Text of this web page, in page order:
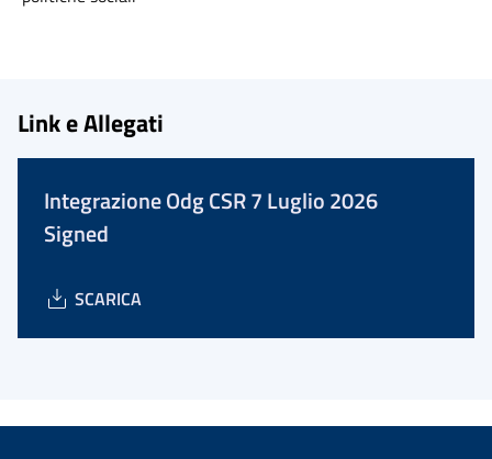
Link e Allegati
Integrazione Odg CSR 7 Luglio 2026
Signed
SCARICA